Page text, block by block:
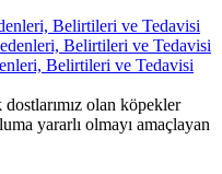
Belirtileri ve Tedavisi
Belirtileri ve Tedavisi
olan köpekler
yararlı olmayı amaçlayan